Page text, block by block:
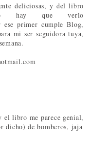
deliciosas, y del libro
hay que verlo
ese primer cumple Blog,
mi ser seguidora tuya,
el libro me parece genial,
dicho) de bomberos, jaja